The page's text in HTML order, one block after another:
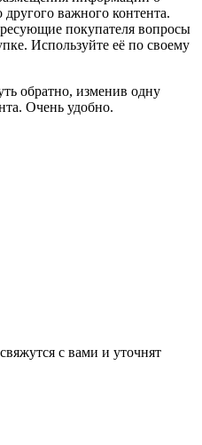
важного контента.
покупателя вопросы
Используйте её по своему
обратно, изменив одну
Очень удобно.
с вами и уточнят